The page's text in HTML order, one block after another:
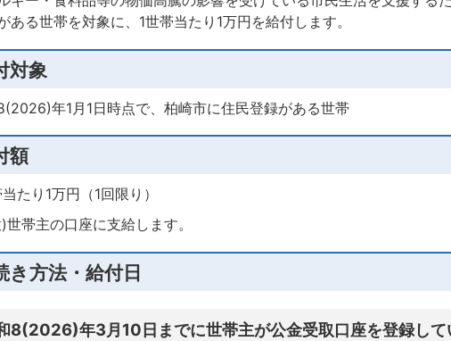
ある世帯を対象に、1世帯当たり1万円を給付します。
対象
年1月1日時点で、柏崎市に住民登録がある世帯
額
たり1万円（1回限り）
世帯主の口座に支給します。
き方法・給付日
8(2026)年3月10日までに世帯主が公金受取口座を登録して